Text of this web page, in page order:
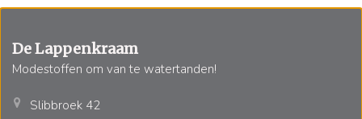
De Lappenkraam
Modestoffen om van te watertanden!
Slibbroek 42